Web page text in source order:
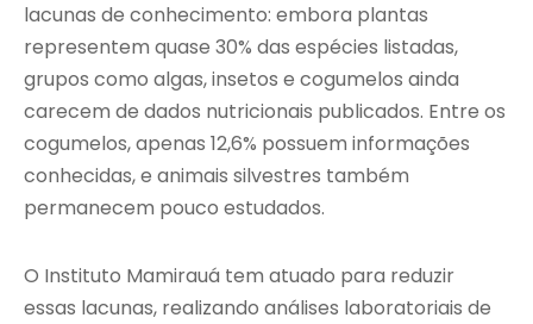
lacunas de conhecimento: embora plantas
representem quase 30% das espécies listadas,
grupos como algas, insetos e cogumelos ainda
carecem de dados nutricionais publicados. Entre os
cogumelos, apenas 12,6% possuem informações
conhecidas, e animais silvestres também
permanecem pouco estudados.
O Instituto Mamirauá tem atuado para reduzir
essas lacunas, realizando análises laboratoriais de